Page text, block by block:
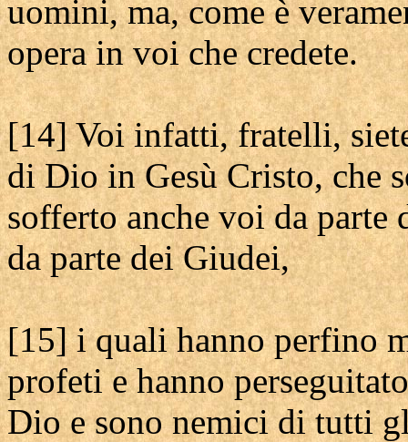
uomini, ma, come è
opera in voi che credete.
[14] Voi infatti, fratelli,
di Dio in Gesù Cristo, che
sofferto anche voi da
da parte dei Giudei,
[15] i quali hanno perfino
profeti e hanno
Dio e sono nemici di tutti